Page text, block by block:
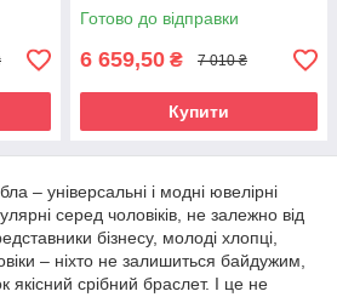
Готово до відправки
6 659,50 ₴ 7 010 ₴
Купити
– універсальні і модні ювелірні
серед чоловіків, не залежно від
бізнесу, молоді хлопці,
– ніхто не залишиться байдужим,
срібний браслет. І це не